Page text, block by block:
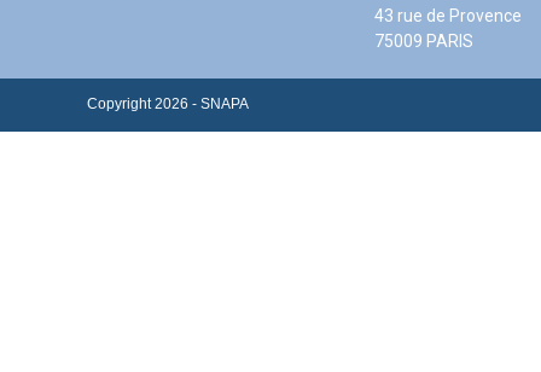
43 rue de Provence
75009 PARIS
Copyright 2026 - SNAPA